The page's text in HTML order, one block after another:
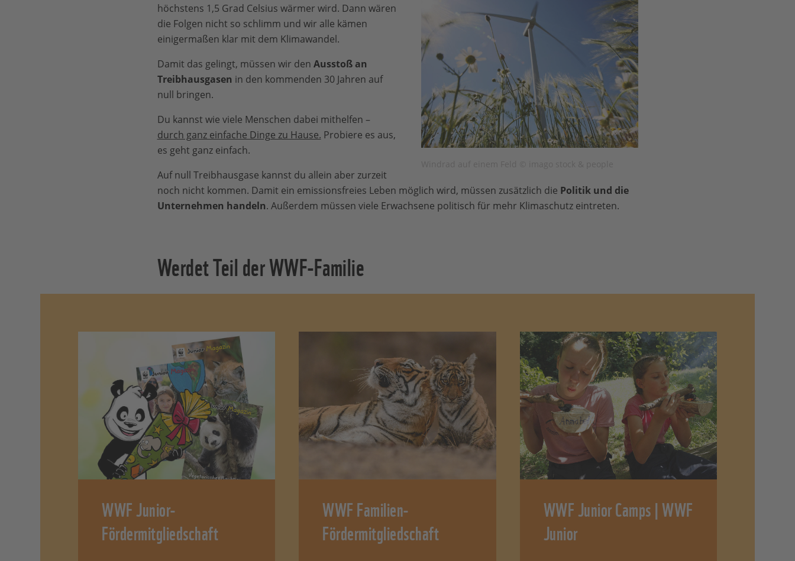
höchstens 1,5 Grad Celsius wärmer wird. Dann wären
die Folgen nicht so schlimm und wir alle kämen
einigermaßen klar mit dem Klimawandel.
Damit das gelingt, müssen wir den Ausstoß an
Treibhausgasen in den kommenden 30 Jahren auf
null bringen.
Du kannst wie viele Menschen dabei mithelfen –
durch ganz einfache Dinge zu Hause. Probiere es aus,
es geht ganz einfach.
Auf null Treibhausgase kannst du allein aber zurzeit
noch nicht kommen. Damit ein emissionsfreies Leben möglich wird, müssen zusätzlich die Politik und die
Unternehmen handeln. Außerdem müssen viele Erwachsene politisch für mehr Klimaschutz eintreten.
Werdet Teil der WWF-Familie
WWF Junior-
Fördermitgliedschaft
WWF Familien-
Fördermitgliedschaft
WWF Junior Camps | WWF
Junior